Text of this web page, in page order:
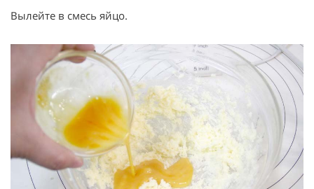
Вылейте в смесь яйцо.